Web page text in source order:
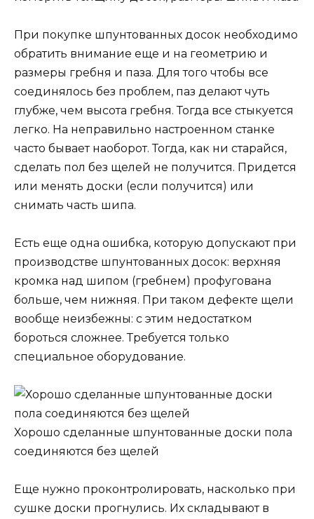
При покупке шпунтованных досок необходимо
обратить внимание еще и на геометрию и
размеры гребня и паза. Для того чтобы все
соединялось без проблем, паз делают чуть
глубже, чем высота гребня. Тогда все стыкуется
легко. На неправильно настроенном станке
часто бывает наоборот. Тогда, как ни старайся,
сделать пол без щелей не получится. Придется
или менять доски (если получится) или
снимать часть шипа.
Есть еще одна ошибка, которую допускают при
производстве шпунтованных досок: верхняя
кромка над шипом (гребнем) профугована
больше, чем нижняя. При таком дефекте щели
вообще неизбежны: с этим недостатком
бороться сложнее. Требуется только
специальное оборудование.
Хорошо сделанные шпунтованные доски пола
соединяются без щелей
Еще нужно проконтролировать, насколько при
сушке доски прогнулись. Их складывают в